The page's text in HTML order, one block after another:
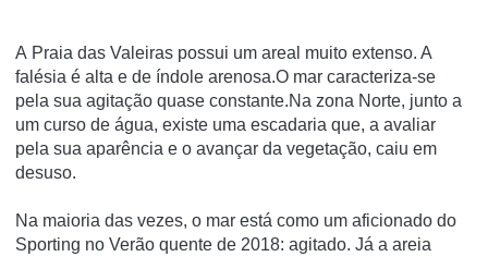
A Praia das Valeiras possui um areal muito extenso. A
falésia é alta e de índole arenosa.O mar caracteriza-se
pela sua agitação quase constante.Na zona Norte, junto a
um curso de água, existe uma escadaria que, a avaliar
pela sua aparência e o avançar da vegetação, caiu em
desuso.
Na maioria das vezes, o mar está como um aficionado do
Sporting no Verão quente de 2018: agitado. Já a areia